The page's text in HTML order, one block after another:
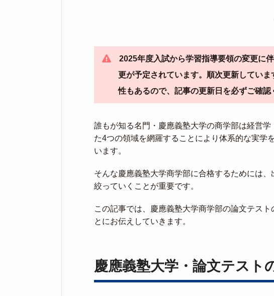
2025年度入試から学習指導要領の変更に
更が予定されています。順次更新してい
性もあるので、記事の更新日を必ずご確認
誰もが知る名門・慶應義塾大学の商学部は経営
た4つの領域を網羅することにより体系的な実学
います。
そんな慶應義塾大学商学部に合格するためには
絞っていくことが重要です。
この記事では、慶應義塾大学商学部の論文テス
とにお伝えしていきます。
慶應義塾大学・論文テスト